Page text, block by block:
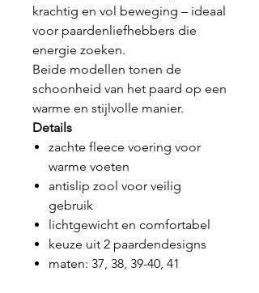
krachtig en vol beweging – ideaal
voor paardenliefhebbers die
energie zoeken.
Beide modellen tonen de
schoonheid van het paard op een
warme en stijlvolle manier.
Details
zachte fleece voering voor
warme voeten
antislip zool voor veilig
gebruik
lichtgewicht en comfortabel
keuze uit 2 paardendesigns
maten: 37, 38, 39-40, 41